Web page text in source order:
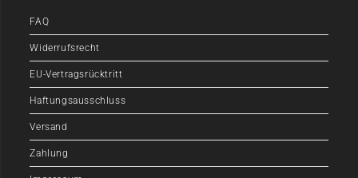
FAQ
Widerrufsrecht
EU-Vertragsrücktritt
Haftungsausschluss
Versand
Zahlung